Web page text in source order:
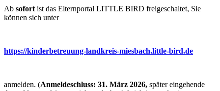
Ab sofort ist das Elternportal LITTLE BIRD freigeschaltet, Sie
können sich unter
https://kinderbetreuung-landkreis-miesbach.little-bird.de
anmelden. (Anmeldeschluss: 31. März 2026, später eingehende